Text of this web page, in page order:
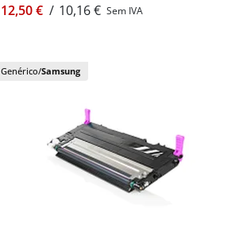
12,50 € / 10,16 € Sem IVA
Genérico/Samsung